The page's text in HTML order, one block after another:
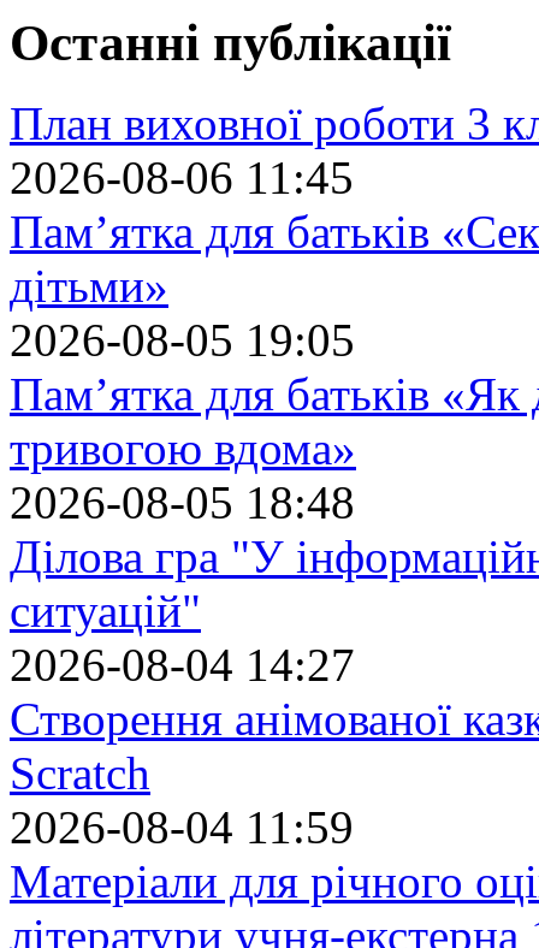
Останні публікації
План виховної роботи 3
2026-08-06 11:45
Пам’ятка для батьків
дітьми»
2026-08-05 19:05
Пам’ятка для батьків
тривогою вдома»
2026-08-05 18:48
Ділова гра "У
ситуацій"
2026-08-04 14:27
Створення анімованої
Scratch
2026-08-04 11:59
Матеріали для річного
літератури учня-екстерна